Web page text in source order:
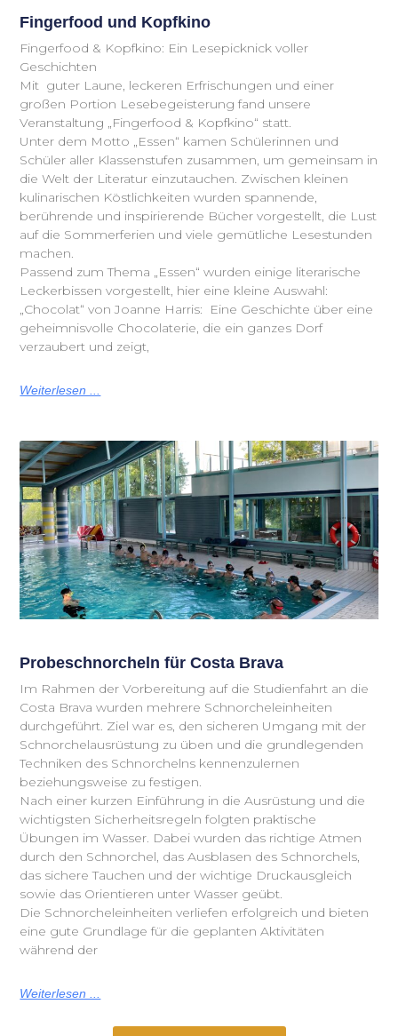
Fingerfood und Kopfkino
Fingerfood & Kopfkino: Ein Lesepicknick voller
Geschichten
Mit guter Laune, leckeren Erfrischungen und einer
großen Portion Lesebegeisterung fand unsere
Veranstaltung „Fingerfood & Kopfkino“ statt.
Unter dem Motto „Essen“ kamen Schülerinnen und
Schüler aller Klassenstufen zusammen, um gemeinsam in
die Welt der Literatur einzutauchen. Zwischen kleinen
kulinarischen Köstlichkeiten wurden spannende,
berührende und inspirierende Bücher vorgestellt, die Lust
auf die Sommerferien und viele gemütliche Lesestunden
machen.
Passend zum Thema „Essen“ wurden einige literarische
Leckerbissen vorgestellt, hier eine kleine Auswahl:
„Chocolat“ von Joanne Harris: Eine Geschichte über eine
geheimnisvolle Chocolaterie, die ein ganzes Dorf
verzaubert und zeigt,
Weiterlesen ...
Probeschnorcheln für Costa Brava
Im Rahmen der Vorbereitung auf die Studienfahrt an die
Costa Brava wurden mehrere Schnorcheleinheiten
durchgeführt. Ziel war es, den sicheren Umgang mit der
Schnorchelausrüstung zu üben und die grundlegenden
Techniken des Schnorchelns kennenzulernen
beziehungsweise zu festigen.
Nach einer kurzen Einführung in die Ausrüstung und die
wichtigsten Sicherheitsregeln folgten praktische
Übungen im Wasser. Dabei wurden das richtige Atmen
durch den Schnorchel, das Ausblasen des Schnorchels,
das sichere Tauchen und der wichtige Druckausgleich
sowie das Orientieren unter Wasser geübt.
Die Schnorcheleinheiten verliefen erfolgreich und bieten
eine gute Grundlage für die geplanten Aktivitäten
während der
Weiterlesen ...